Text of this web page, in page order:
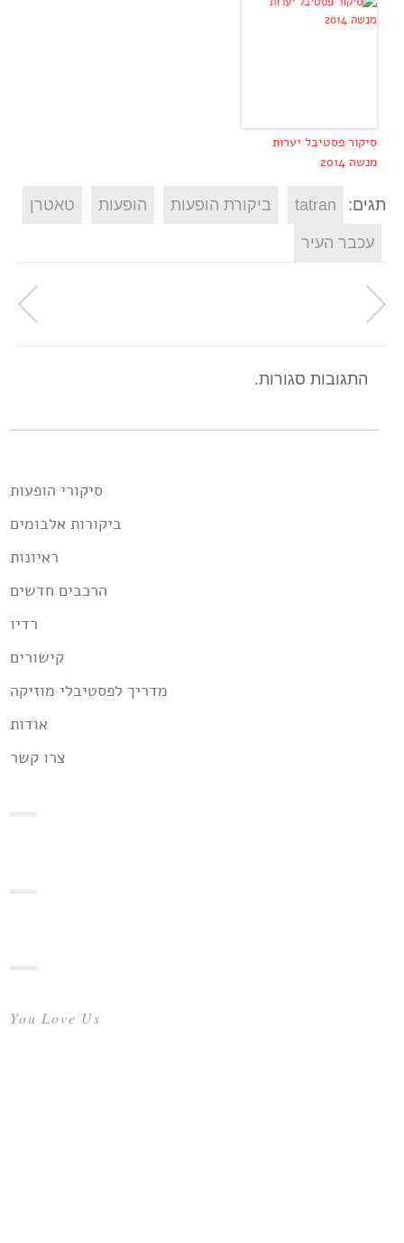
סיקור פסטיבל יערות
מנשה 2014
תגים: tatran ביקורת הופעות הופעות טאטרן
עכבר העיר
התגובות סגורות.
סיקורי הופעות
ביקורות אלבומים
ראיונות
הרכבים חדשים
רדיו
קישורים
מדריך לפסטיבלי מוזיקה
אודות
צרו קשר
You Love Us